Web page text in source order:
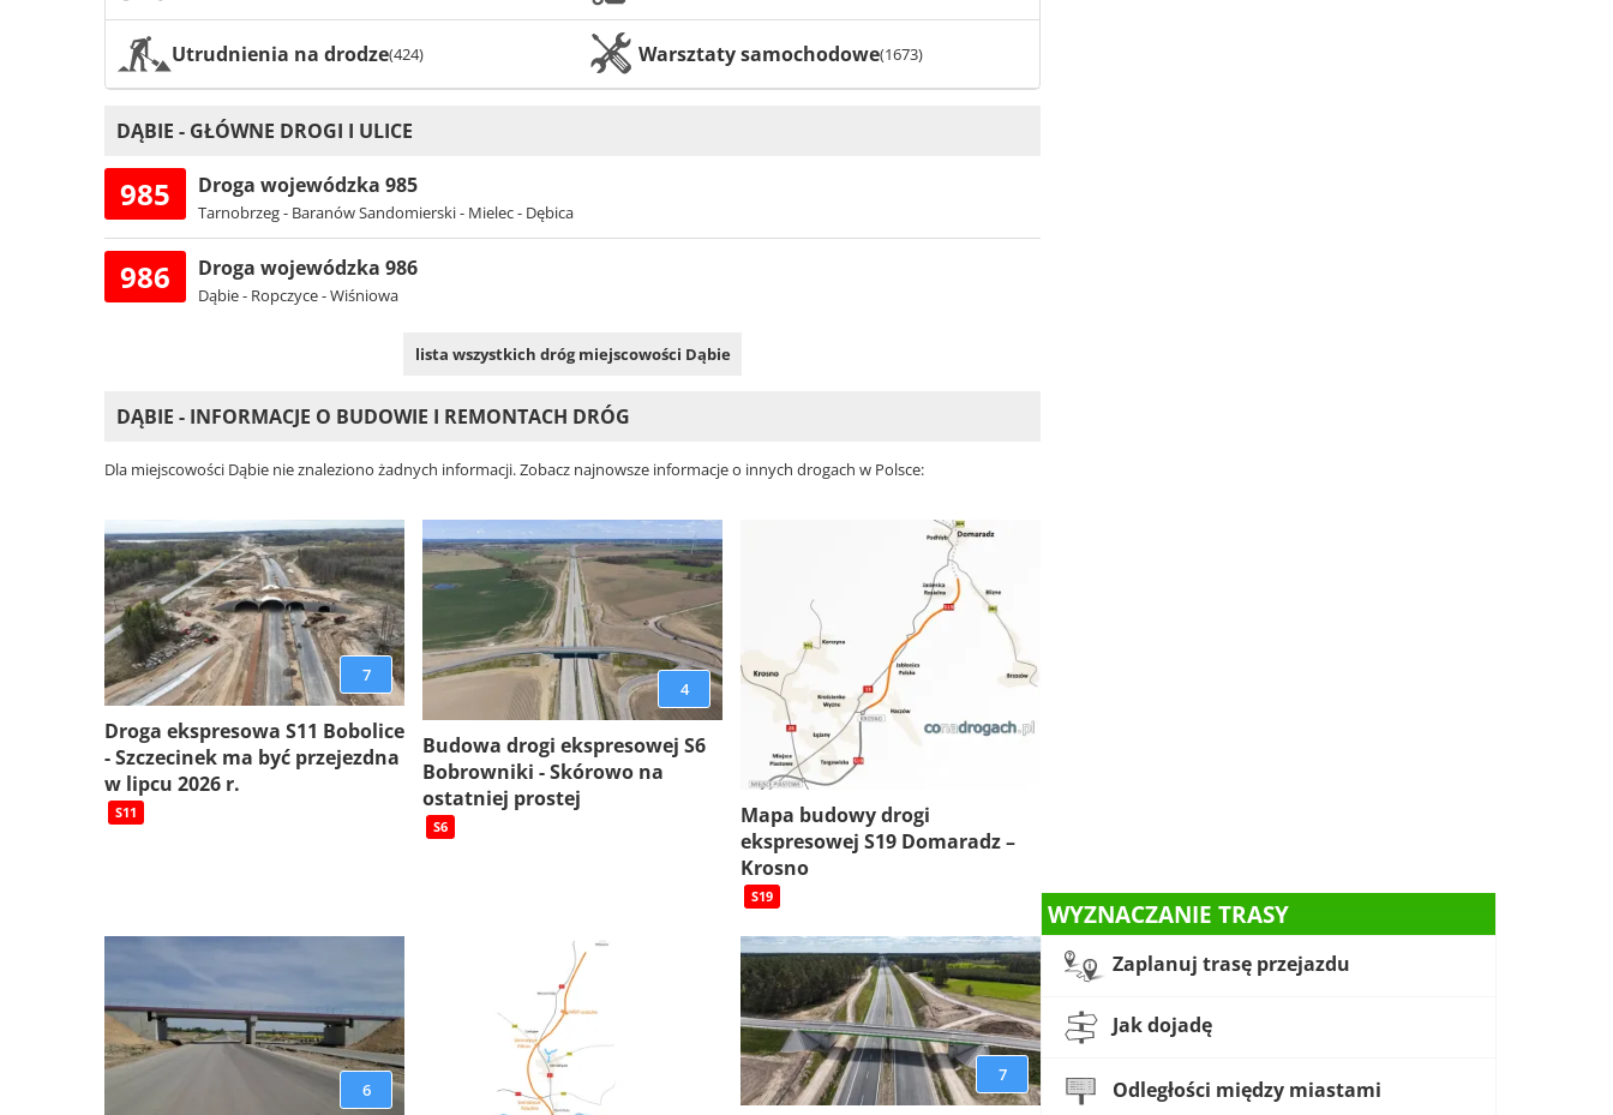
Utrudnienia na drodze(424) Warsztaty samochodowe(1673)
DĄBIE - GŁÓWNE DROGI I ULICE
985 Droga wojewódzka 985
Tarnobrzeg - Baranów Sandomierski - Mielec - Dębica
986 Droga wojewódzka 986
Dąbie - Ropczyce - Wiśniowa
lista wszystkich dróg miejscowości Dąbie
DĄBIE - INFORMACJE O BUDOWIE I REMONTACH DRÓG
Dla miejscowości Dąbie nie znaleziono żadnych informacji. Zobacz najnowsze informacje o innych drogach w Polsce:
7
Droga ekspresowa S11 Bobolice
- Szczecinek ma być przejezdna
w lipcu 2026 r.
S11
4
Budowa drogi ekspresowej S6
Bobrowniki - Skórowo na
ostatniej prostej
S6
Mapa budowy drogi
ekspresowej S19 Domaradz –
Krosno
S19
6
7
WYZNACZANIE TRASY
Zaplanuj trasę przejazdu
Jak dojadę
Odległości między miastami